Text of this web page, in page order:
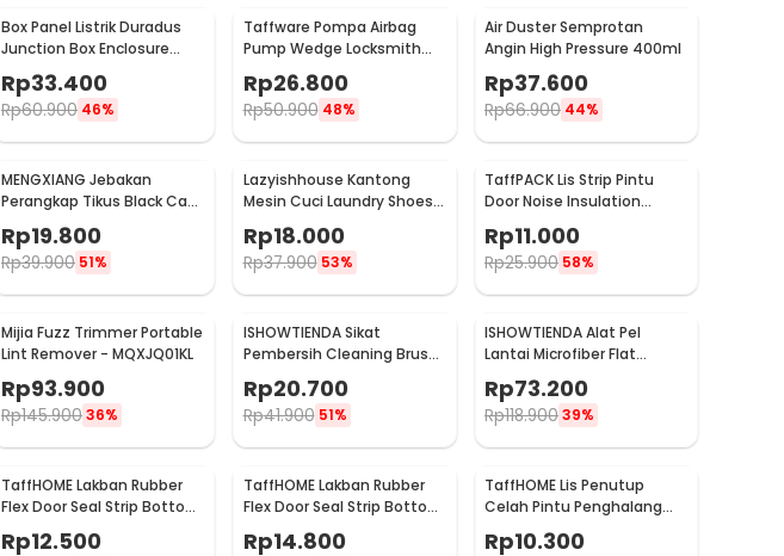
Box Panel Listrik Duradus
Junction Box Enclosure
Waterproof 158x90mm -
B1589
Rp33.400
Rp60.900 46%
Taffware Pompa Airbag
Pump Wedge Locksmith
Tools Size L
Rp26.800
Rp50.900 48%
Air Duster Semprotan
Angin High Pressure 400ml
Rp37.600
Rp66.900 44%
MENGXIANG Jebakan
Perangkap Tikus Black Cat
Mousetrap 2 PCS - JB56
Rp19.800
Rp39.900 51%
Lazyishhouse Kantong
Mesin Cuci Laundry Shoes
Washing Mesh Bag - 62319
Rp18.000
Rp37.900 53%
TaffPACK Lis Strip Pintu
Door Noise Insulation
Rp11.000
Rp25.900 58%
Mijia Fuzz Trimmer Portable
Lint Remover - MQXJQ01KL
Rp93.900
Rp145.90036%
ISHOWTIENDA Sikat
Pembersih Cleaning Brush
S0026
Rp20.700
Rp41.900 51%
ISHOWTIENDA Alat Pel
Lantai Microfiber Flat
Flexible Head with Bucket -
FMI60
Rp73.200
Rp118.90039%
TaffHOME Lakban Rubber
Flex Door Seal Strip Bottom
TP39
Rp12.500
TaffHOME Lakban Rubber
Flex Door Seal Strip Bottom
Waterproof 45mmx5M -
TP39
Rp14.800
TaffHOME Lis Penutup
Celah Pintu Penghalang
Debu Door Bottom Seal 1M
- LQ7
Rp10.300